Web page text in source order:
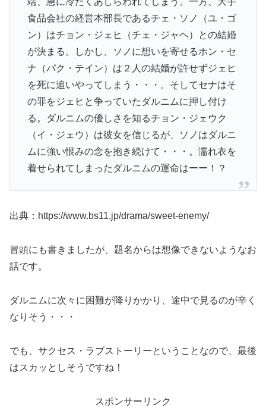
食品会社の経営本部長であるチェ・ソノ（ユ・ゴ
ン）はチョン・ジェヒ（チェ・ジャヘ）との結婚
が決まる。しかし、ソノに想いを寄せるホン・セ
ナ（パク・テイン）は２人の結婚が許せずジェヒ
を死に追いやってしまう・・・。そしてセナはそ
の罪をジェヒと争っていたダルニムに押し付け
る。ダルニムの優しさを知るチョン・ジェウク
（イ・ジェウ）は彼女を信じるが、ソノはダルニ
ムに強い恨みの念を抱き続けて・・・。濡れ衣を
着せられてしまったダルニムの運命はーー！？
出典：https://www.bs11.jp/drama/sweet-enemy/
冒頭にも書きましたが、題名からは想像できないようなお
話です。
ダルニムに次々に困難が降りかかり、途中で見るのが辛く
なりそう・・・
でも、サクセス・ラブストーリーということなので、最後
はスカッとしそうですね！
スポンサーリンク